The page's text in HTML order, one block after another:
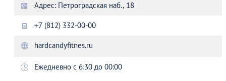
Адрес: Петроградская наб., 18
+7 (812) 332-00-00
hardcandyfitnes.ru
Ежедневно с 6:30 до 00:00